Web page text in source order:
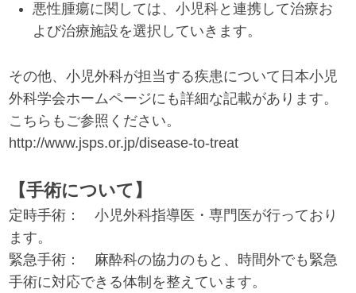
悪性腫瘍に関しては、小児科と連携して治療お
よび治療施設を選択していきます。
その他、小児外科が担当する疾患について日本小児
外科学会ホームページにも詳細な記載があります。
こちらもご参照ください。
http://www.jsps.or.jp/disease-to-treat
【手術について】
定時手術： 小児外科指導医・専門医が行っており
ます。
緊急手術： 麻酔科の協力のもと、時間外でも緊急
手術に対応できる体制を整えています。